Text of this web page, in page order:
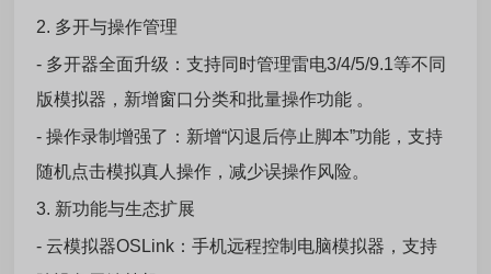
2. 多开与操作管理
- 多开器全面升级：支持同时管理雷电3/4/5/9.1等不同
版模拟器，新增窗口分类和批量操作功能 。
- 操作录制增强了：新增“闪退后停止脚本”功能，支持
随机点击模拟真人操作，减少误操作风险。
3. 新功能与生态扩展
- 云模拟器OSLink：手机远程控制电脑模拟器，支持